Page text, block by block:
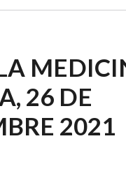
26 DE
2021